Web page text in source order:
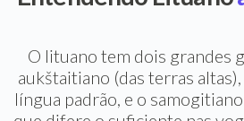
O lituano tem dois grandes
aukštaitiano (das terras altas),
língua padrão, e o